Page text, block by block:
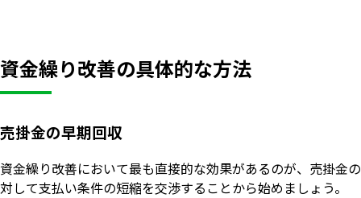
資金繰り改善の具体的な方法
売掛金の早期回収
資金繰り改善において最も直接的な効果があるのが、売掛金
対して支払い条件の短縮を交渉することから始めましょう。